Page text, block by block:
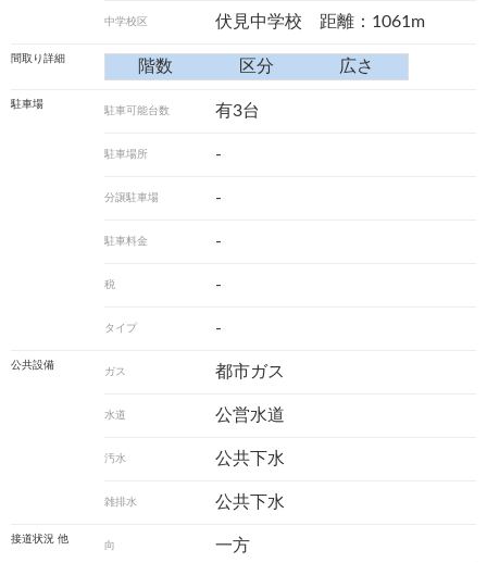
中学校区 伏見中学校 距離：1061m
間取り詳細 階数 区分 広さ
駐車場
駐車可能台数 有3台
駐車場所 -
分譲駐車場 -
駐車料金 -
税 -
タイプ -
公共設備
ガス 都市ガス
水道 公営水道
汚水 公共下水
雑排水 公共下水
接道状況 他
向 一方